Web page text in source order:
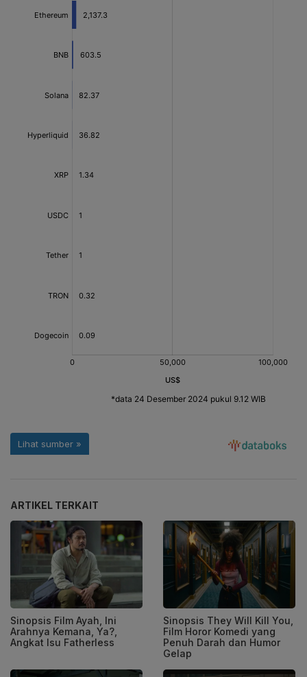
ARTIKEL TERKAIT
Sinopsis Film Ayah, Ini
Arahnya Kemana, Ya?,
Angkat Isu Fatherless
Sinopsis They Will Kill You,
Film Horor Komedi yang
Penuh Darah dan Humor
Gelap